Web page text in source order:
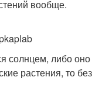
вообще.
либо оно
растения, то